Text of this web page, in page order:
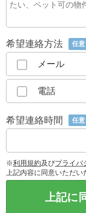
希望連絡方法 任意
メール
電話
希望連絡時間 任意
※利用規約及びプライバ
上記内容に同意いただ
上記に